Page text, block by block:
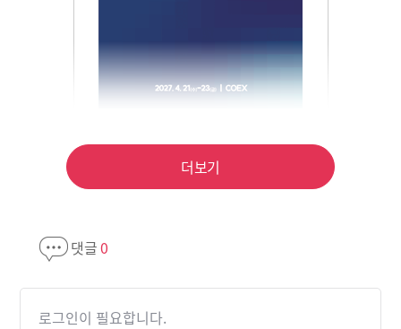
더보기
댓글0
로그인이 필요합니다.